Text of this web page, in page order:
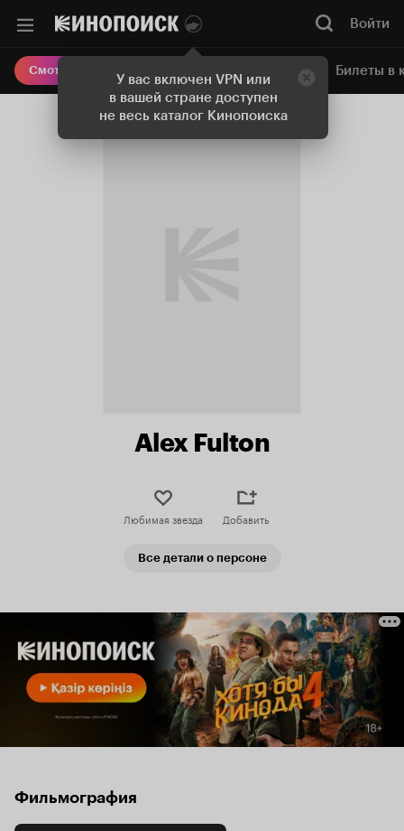
У вас включен VPN или
в вашей стране доступен
не весь каталог Кинопоиска
Войти
Смотреть кино Онлайн-кинотеатр Билеты в
Alex Fulton
Любимая звезда Добавить
Все детали о персоне
Фильмография